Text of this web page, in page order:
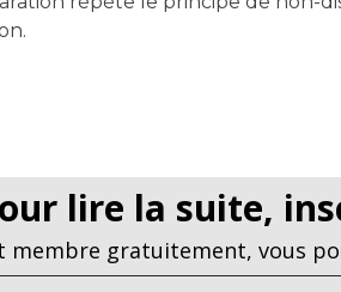
lire la suite,
membre gratuitement, vous